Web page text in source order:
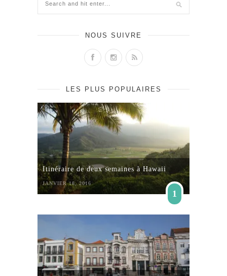
NOUS SUIVRE
LES PLUS POPULAIRES
Itinéraire de deux semaines à Hawaii
JANVIER 18, 2016
1